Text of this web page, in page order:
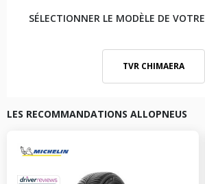
SÉLECTIONNER LE MODÈLE DE VOTRE
TVR CHIMAERA
LES RECOMMANDATIONS ALLOPNEUS